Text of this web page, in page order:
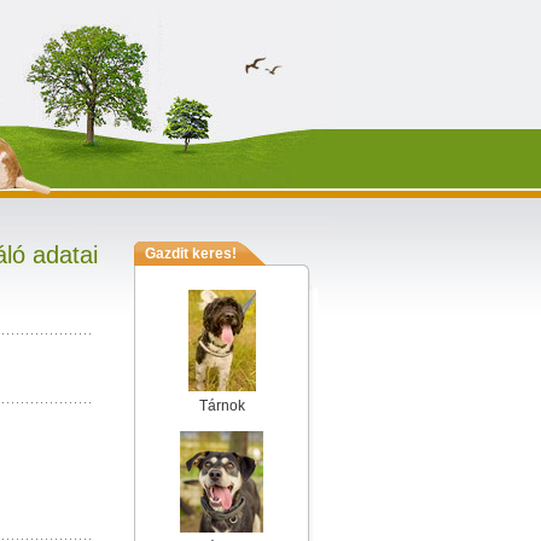
adatai Gazdit keres!
Tárnok